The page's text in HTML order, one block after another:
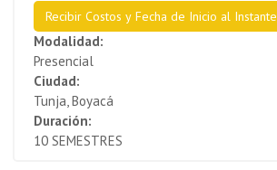
Recibir Costos y Fecha de Inicio al Instante
Modalidad:
Presencial
Ciudad:
Tunja, Boyacá
Duración:
10 SEMESTRES